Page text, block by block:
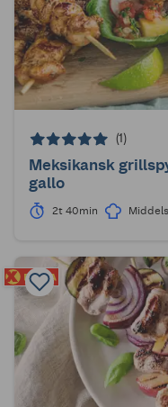
(1)
Meksikansk
gallo
2t 40min Middels